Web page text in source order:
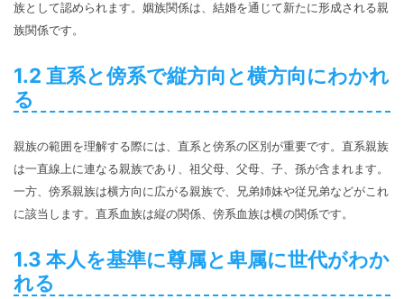
族として認められます。姻族関係は、結婚を通じて新たに形成される親
族関係です。
1.2 直系と傍系で縦方向と横方向にわかれ
る
親族の範囲を理解する際には、直系と傍系の区別が重要です。直系親族
は一直線上に連なる親族であり、祖父母、父母、子、孫が含まれます。
一方、傍系親族は横方向に広がる親族で、兄弟姉妹や従兄弟などがこれ
に該当します。直系血族は縦の関係、傍系血族は横の関係です。
1.3 本人を基準に尊属と卑属に世代がわか
れる